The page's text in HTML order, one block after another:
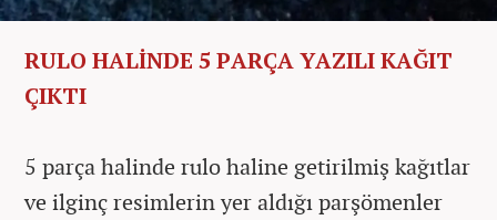
RULO HALİNDE 5 PARÇA YAZILI KAĞIT
ÇIKTI
5 parça halinde rulo haline getirilmiş kağıtlar
ve ilginç resimlerin yer aldığı parşömenler